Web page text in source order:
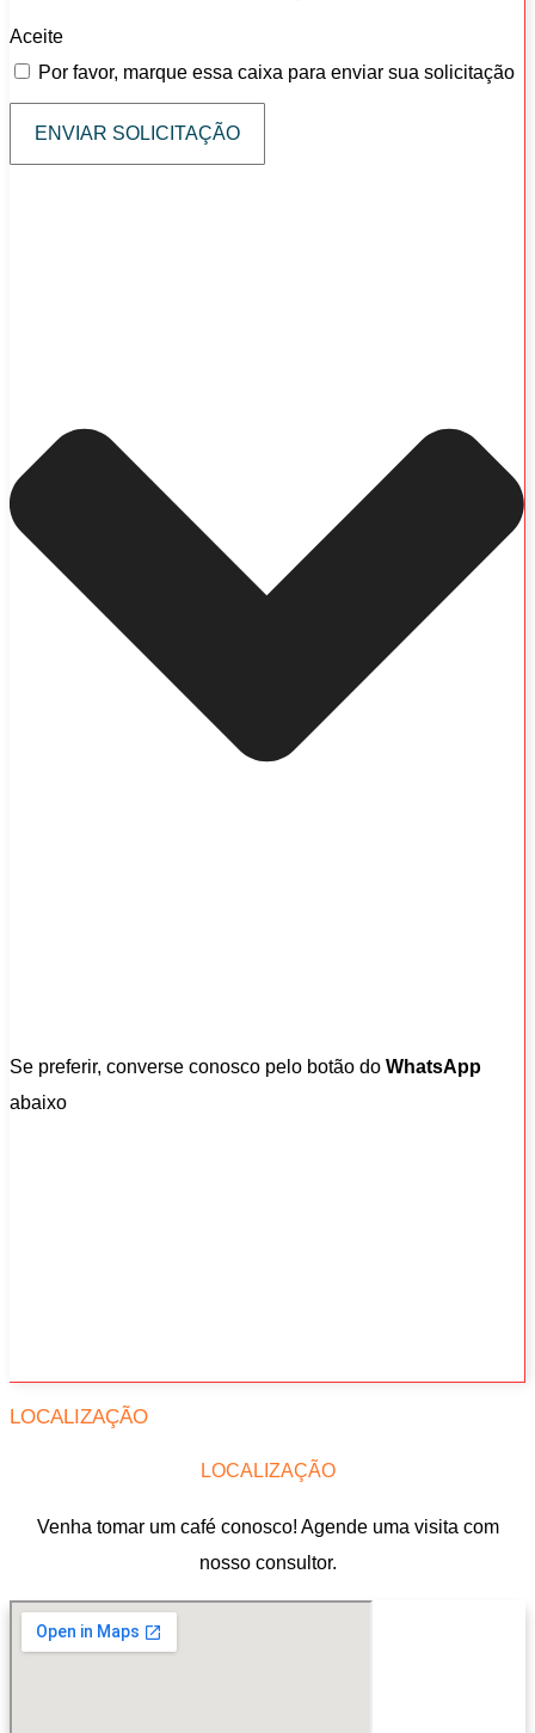
Aceite
Por favor, marque essa caixa para enviar sua solicitação
ENVIAR SOLICITAÇÃO
Se preferir, converse conosco pelo botão do WhatsApp
abaixo
LOCALIZAÇÃO
LOCALIZAÇÃO
Venha tomar um café conosco! Agende uma visita com
nosso consultor.